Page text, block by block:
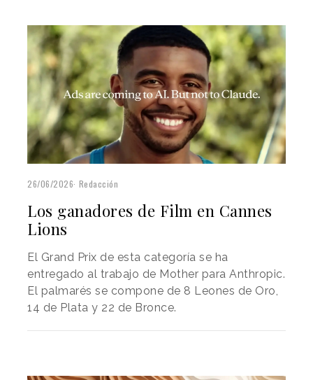
26/06/2026 Redacción
Los ganadores de Film en Cannes
Lions
El Grand Prix de esta categoría se ha
entregado al trabajo de Mother para Anthropic.
El palmarés se compone de 8 Leones de Oro,
14 de Plata y 22 de Bronce.